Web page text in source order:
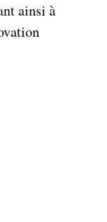
ainsi à